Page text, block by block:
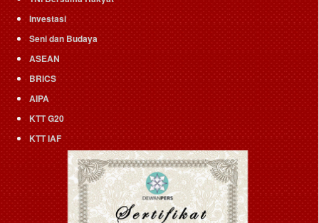
Investasi
Seni dan Budaya
ASEAN
BRICS
AIPA
KTT G20
KTT IAF